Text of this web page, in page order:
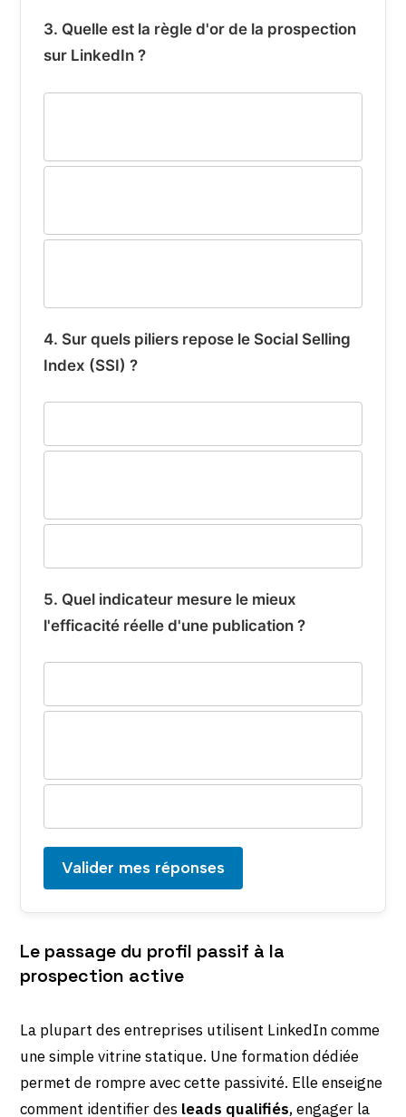
3. Quelle est la règle d'or de la prospection
sur LinkedIn ?
4. Sur quels piliers repose le Social Selling
Index (SSI) ?
5. Quel indicateur mesure le mieux
l'efficacité réelle d'une publication ?
Valider mes réponses
Le passage du profil passif à la
prospection active
La plupart des entreprises utilisent LinkedIn comme
une simple vitrine statique. Une formation dédiée
permet de rompre avec cette passivité. Elle enseigne
comment identifier des leads qualifiés, engager la